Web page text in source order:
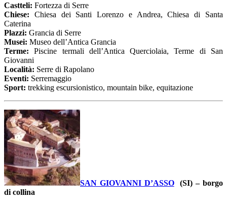
Castteli: Fortezza di Serre
Chiese: Chiesa dei Santi Lorenzo e Andrea, Chiesa di Santa
Caterina
Plazzi: Grancia di Serre
Musei: Museo dell’Antica Grancia
Terme: Piscine termali dell’Antica Querciolaia, Terme di San
Giovanni
Località: Serre di Rapolano
Eventi: Serremaggio
Sport: trekking escursionistico, mountain bike, equitazione
SAN GIOVANNI D’ASSO(SI) – borgo
di collina